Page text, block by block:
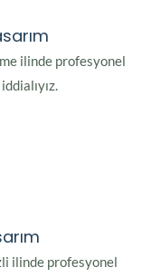
ilinde profesyonel
ilinde profesyonel